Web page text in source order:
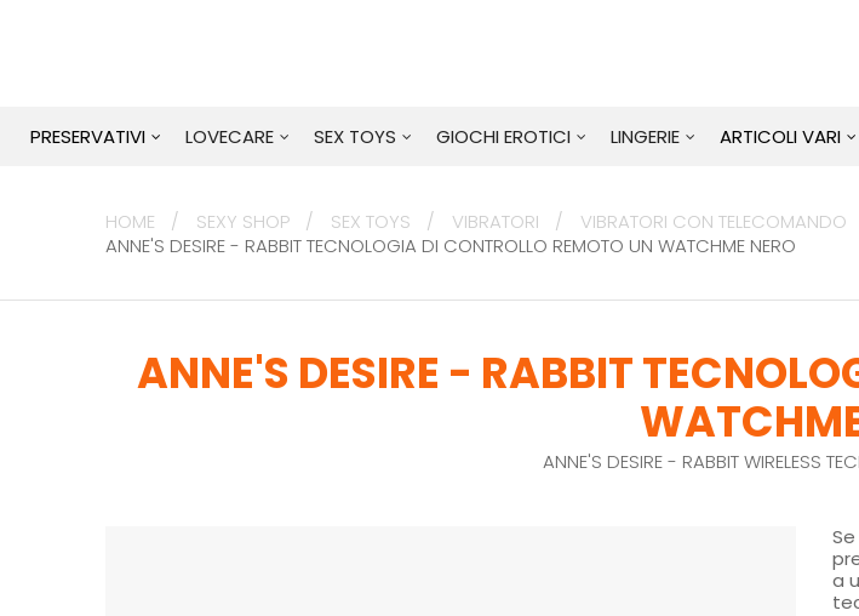
PRESERVATIVI LOVECARE SEX TOYS GIOCHI EROTICI LINGERIE ARTICOLI VARI
HOME SEXY SHOP SEX TOYS VIBRATORI
VIBRATORI CON TELECOMANDO
ANNE'S DESIRE - RABBIT TECNOLOGIA DI CONTROLLO REMOTO UN WATCHME NERO
ANNE'S DESIRE - RABBIT
ANNE'S DESIRE - RABBIT WIRELESS
a